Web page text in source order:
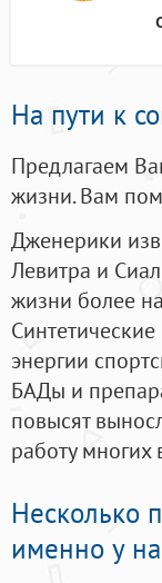
На пути к
Предлагаем
жизни. Вам
Дженерики
Левитра и
жизни более
энергии
БАДы и
повысят
работу многих
Несколько
именно у